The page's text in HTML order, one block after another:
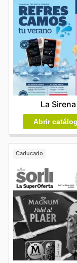
La Sirena
Abrir
Caducado